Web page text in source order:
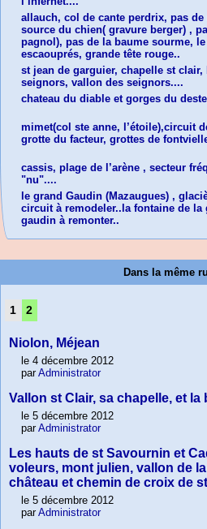
allauch, col de cante perdrix, pas
source du chien( gravure berger) ,
pagnol), pas de la baume sourme,
escaouprés, grande tête rouge..
st jean de garguier, chapelle st
seignors, vallon des seignors....
chateau du diable et gorges du
mimet(col ste anne, l’étoile),circuit
grotte du facteur, grottes de
cassis, plage de l’arène , secteur
"nu"....
le grand Gaudin (Mazaugues) ,
circuit à remodeler..la fontaine de la
gaudin à remonter..
Dans la même
1 2
Niolon, Méjean
le 4 décembre 2012
parAdministrator
Vallon st Clair, sa chapelle, et la
le 5 décembre 2012
parAdministrator
Les hauts de st Savournin et
voleurs, mont julien, vallon de
château et chemin de croix de
le 5 décembre 2012
parAdministrator